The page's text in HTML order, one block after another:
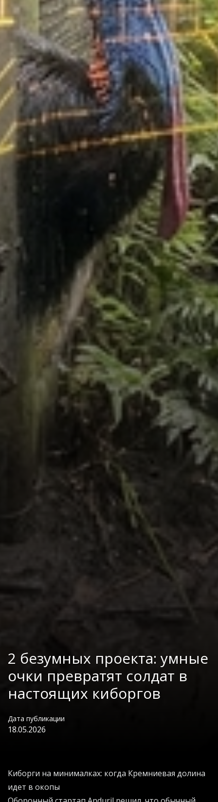
2 безумных проекта: умные
очки превратят солдат в
настоящих киборгов
Дата публикации
18.05.2026
Киборги на минималках: когда Кремниевая долина
идет в окопы